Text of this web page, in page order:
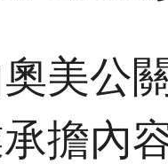
美公
擔內